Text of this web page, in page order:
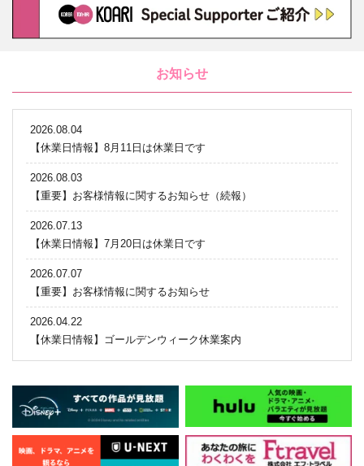
お知らせ
2026.08.04
【休業日情報】8月11日は休業日です
2026.08.03
【重要】お客様情報に関するお知らせ（続報）
2026.07.13
【休業日情報】7月20日は休業日です
2026.07.07
【重要】お客様情報に関するお知らせ
2026.04.22
【休業日情報】ゴールデンウィーク休業案内